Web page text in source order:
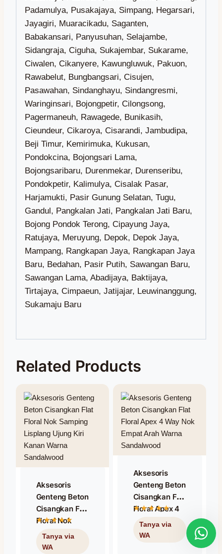
Related Products
Aksesoris
Genteng Beton
Cisangkan Flat
Floral Nok
Samping
Lisplang Ujung
Aksesoris
Genteng Beton
Cisangkan Flat
Floral Apex 4
Way Nok
Empat Arah